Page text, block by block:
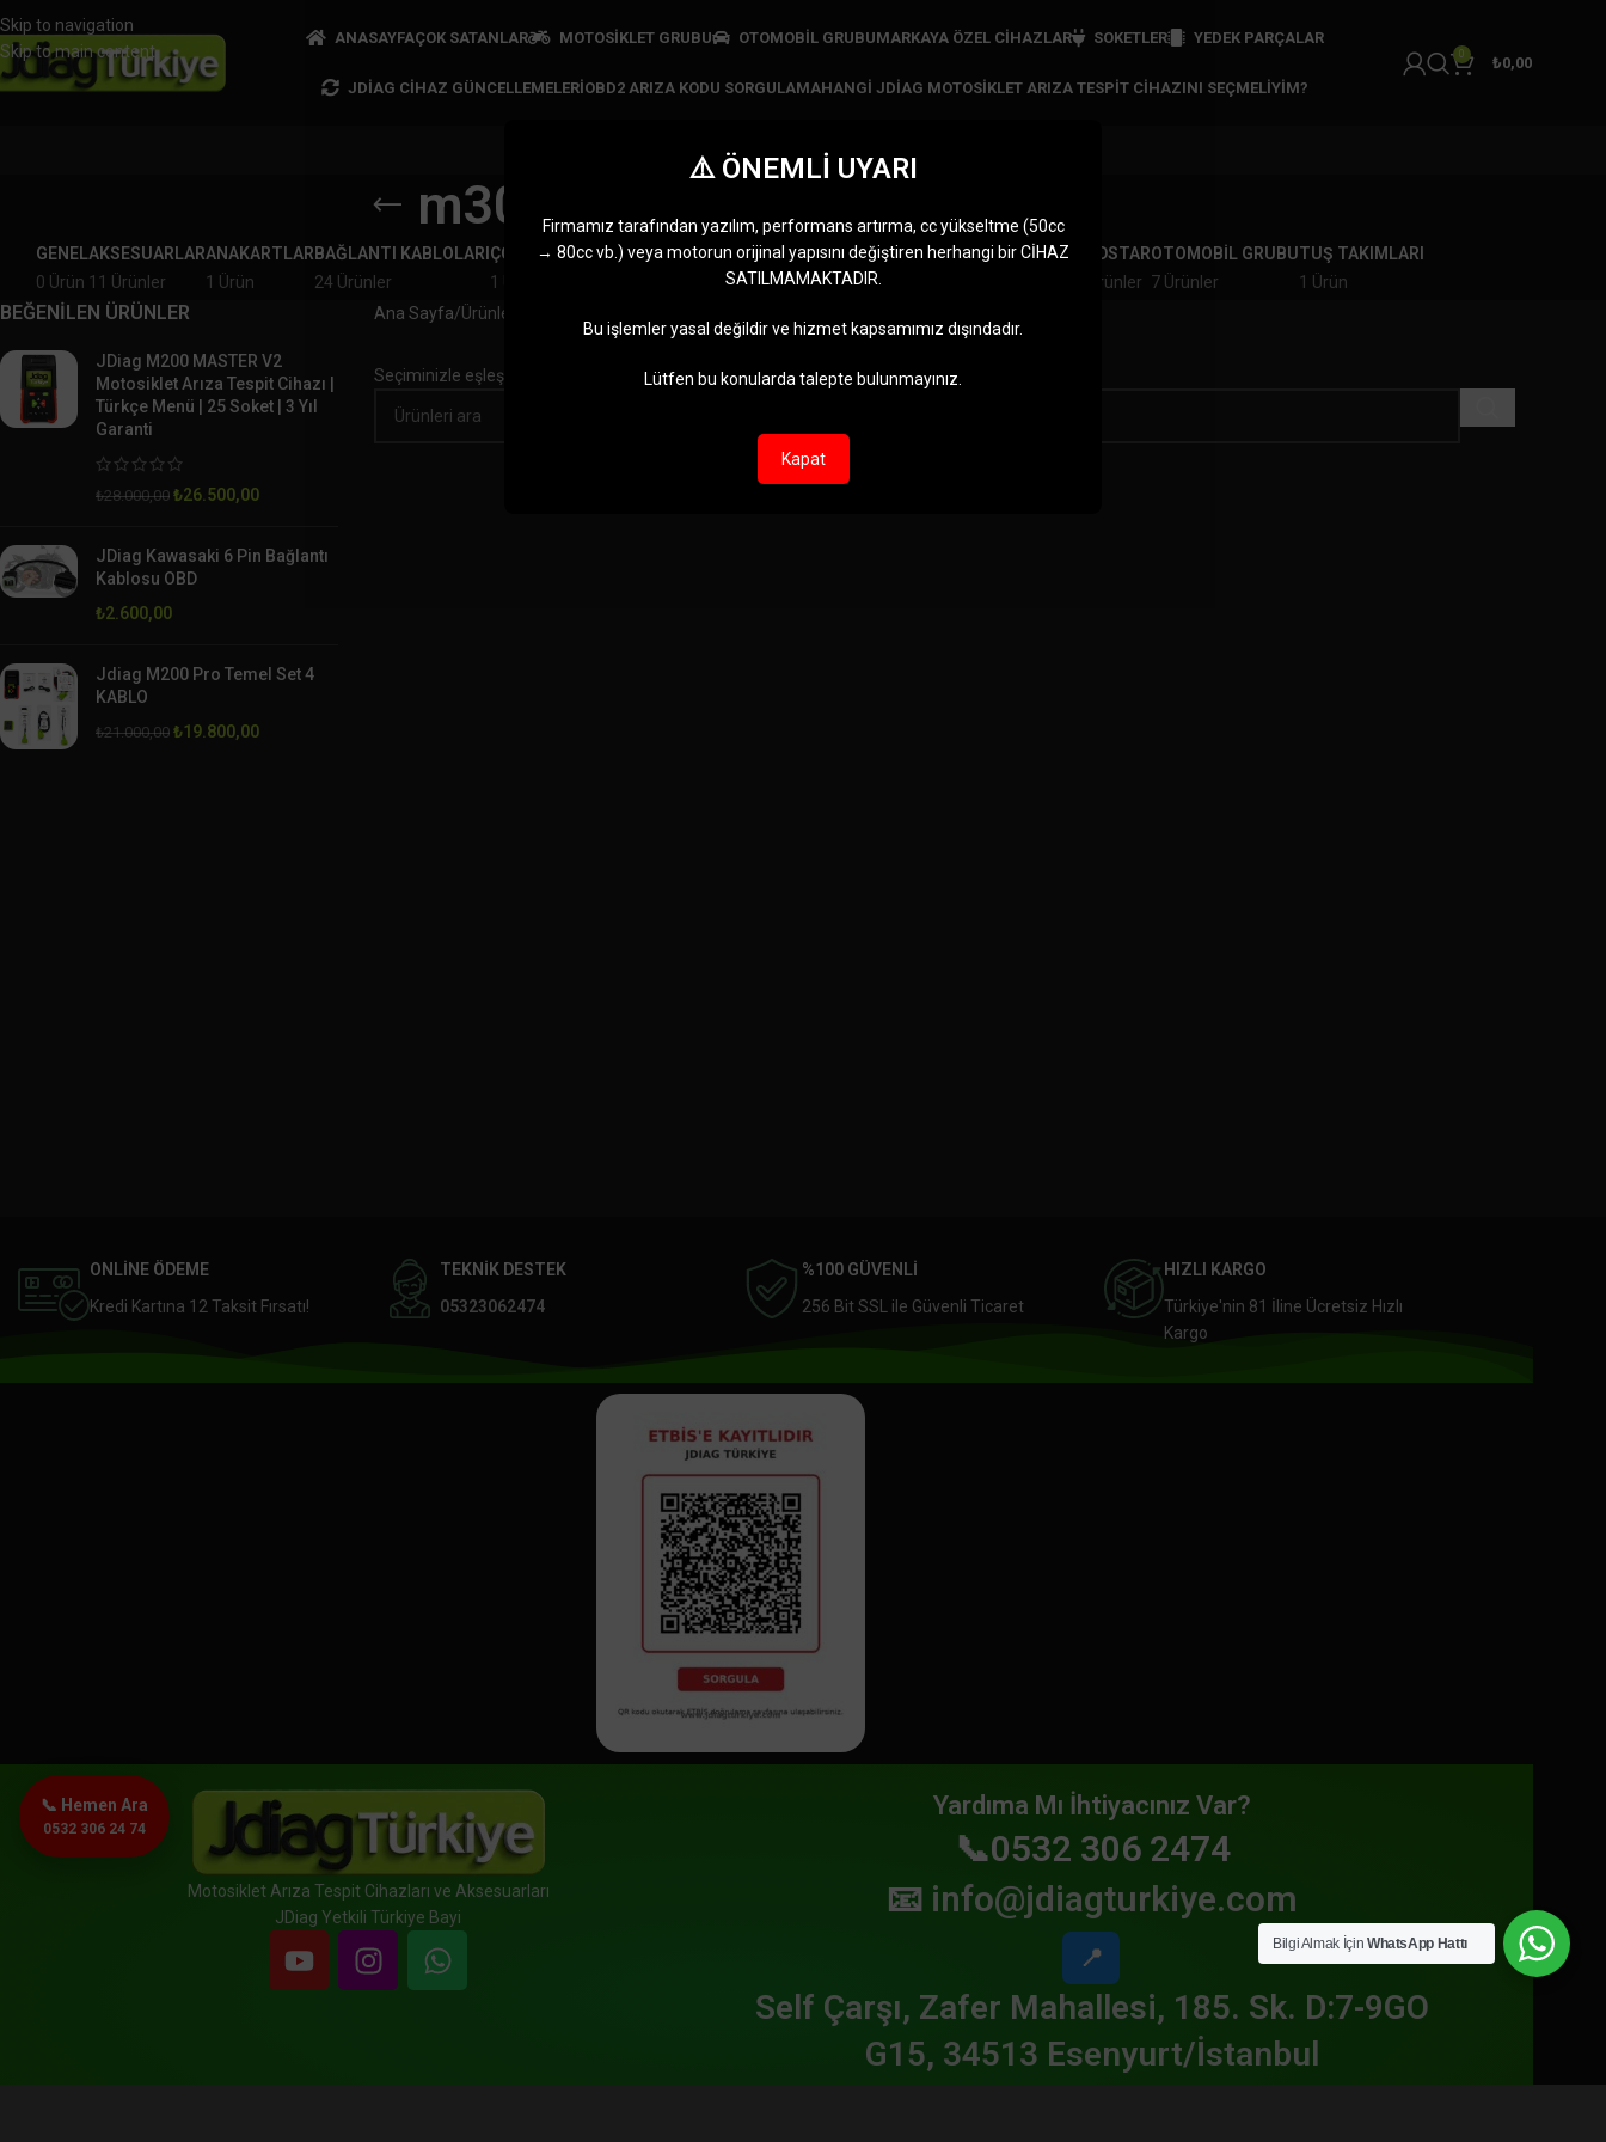
Skip to navigation
Skip to main content
ANASAYFAÇOK SATANLAR MOTOSİKLET GRUBU OTOMOBİL GRUBUMARKAYA ÖZEL CIHAZLAR SOKETLER YEDEK PARÇALAR
JDIAG CIHAZ GÜNCELLEMELERIOBD2 ARIZA KODU SORGULAMAHANGI JDIAG MOTOSIKLET ARIZA TESPIT CIHAZINI SEÇMELIYIM?
0
₺0,00
m3000 pro arıza tespit cihazı
GENEL
0 Ürün
AKSESUARLAR
11 Ürünler
ANAKARTLAR
1 Ürün
BAĞLANTI KABLOLARI
24 Ürünler
ÇOK SATANLAR
1 Ürün
JDIAG CIHAZLARIMARKAYA ÖZEL CIHAZLAR
5 Ürünler
MOTOMASTER
OBDSTAR
2 Ürünler
OTOMOBİL GRUBU
7 Ürünler
TUŞ TAKIMLARI
1 Ürün
BEĞENİLEN ÜRÜNLER
JDiag M200 MASTER V2
Motosiklet Arıza Tespit Cihazı |
Türkçe Menü | 25 Soket | 3 Yıl
Garanti
₺28.000,00 ₺26.500,00
JDiag Kawasaki 6 Pin Bağlantı
Kablosu OBD
₺2.600,00
Jdiag M200 Pro Temel Set 4
KABLO
₺21.000,00 ₺19.800,00
Ana Sayfa Ürünler “m3000 pro arıza tespit cihazı” olarak etiketlendi
Seçiminizle eşleşen ürün bulunamadı.
ONLİNE ÖDEME
Kredi Kartına 12 Taksit Fırsatı!
TEKNİK DESTEK
05323062474
%100 GÜVENLİ
256 Bit SSL ile Güvenli Ticaret
HIZLI KARGO
Türkiye'nin 81 İline Ücretsiz Hızlı
Kargo
Motosiklet Arıza Tespit Cihazları ve Aksesuarları
JDiag Yetkili Türkiye Bayi
Yardıma Mı İhtiyacınız Var?
📞0532 306 2474
📧 info@jdiagturkiye.com
📍
Self Çarşı, Zafer Mahallesi, 185. Sk. D:7-9GO
G15, 34513 Esenyurt/İstanbul
Bilgi Almak İçin WhatsApp Hattı
📞 Hemen Ara
0532 306 24 74
⚠️ ÖNEMLİ UYARI
Firmamız tarafından yazılım, performans artırma, cc yükseltme (50cc
→ 80cc vb.) veya motorun orijinal yapısını değiştiren herhangi bir CİHAZ
SATILMAMAKTADIR.
Bu işlemler yasal değildir ve hizmet kapsamımız dışındadır.
Lütfen bu konularda talepte bulunmayınız.
Kapat